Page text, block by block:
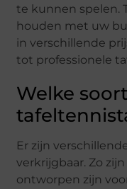
te kunnen spelen.
houden met uw
in verschillende
tot professionele
Welke
Er zijn
verkrijgbaar. Zo
ontworpen zijn